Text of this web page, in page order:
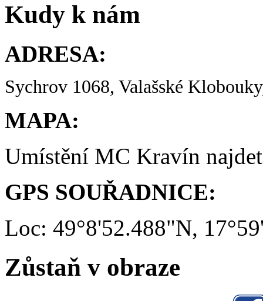
Kudy k nám
ADRESA:
Sychrov 1068, Valašské
MAPA:
Umístění MC Kravín
GPS SOUŘADNICE:
Loc: 49°8'52.488"N,
Zůstaň v obraze